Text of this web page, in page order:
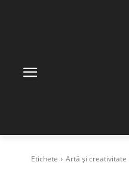
Etichete Artă și creativitate